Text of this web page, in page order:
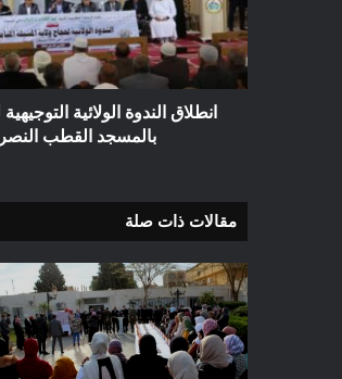
حجاج
الولاية
بالمسجد
القطب
النصرانطلاق الندوة الولائية
بالمسجد القطب
مقالات ذات صلة